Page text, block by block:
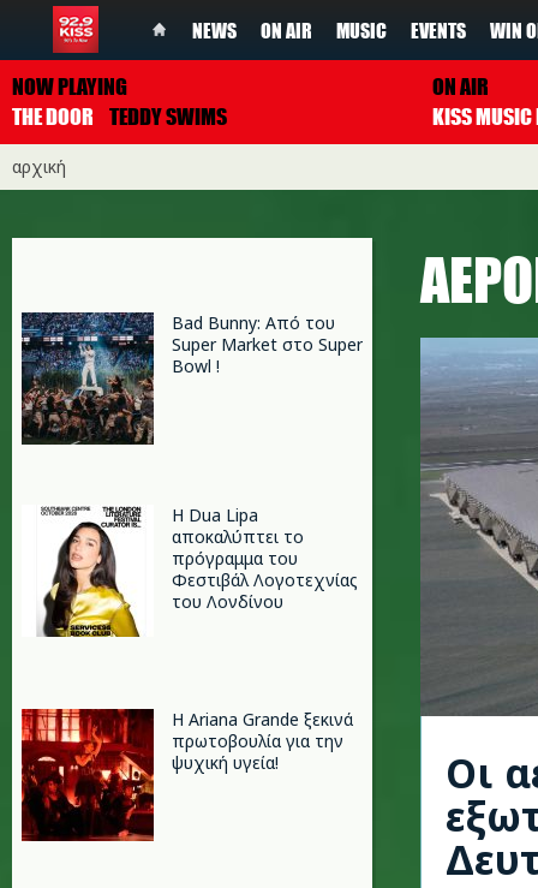
NEWS ON AIR MUSIC EVENTS WIN
NOW PLAYING
THE DOOR
TEDDY SWIMS
ON AIR
αρχική
Bad Bunny: Από του
Super Market στο Super
Bowl !
Η Dua Lipa
αποκαλύπτει το
πρόγραμμα του
Φεστιβάλ Λογοτεχνίας
του Λονδίνου
Η Ariana Grande ξεκινά
πρωτοβουλία για την
ψυχική υγεία!
Οι